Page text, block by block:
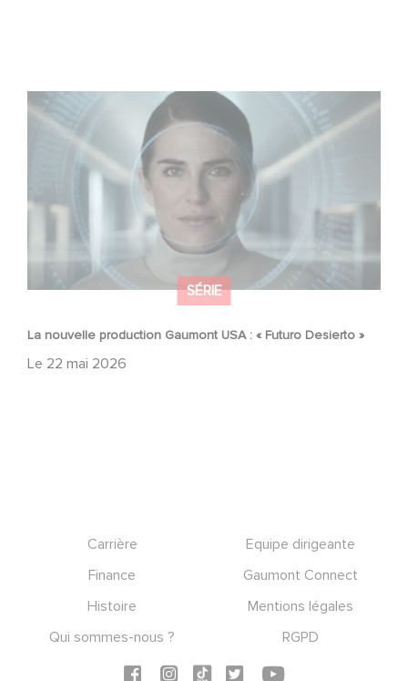
SÉRIE
La nouvelle production Gaumont USA : « Futuro Desierto »
Le 22 mai 2026
La nouvelle production Gaumont USA : « Futuro Desierto
Carrière
Equipe dirigeante
Finance
Gaumont Connect
Histoire
Mentions légales
Qui sommes-nous ?
RGPD
Social icons